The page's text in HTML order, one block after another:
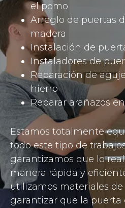
el pomo
Arreglo de puertas
madera
Instalación de
Instaladores de
Reparación de
hierro
Reparar arañazos
Estamos totalmente
todo este tipo de
garantizamos que lo
manera rápida y
utilizamos materiales
garantizar que la